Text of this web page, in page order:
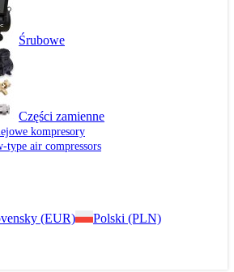
Śrubowe
Części zamienne
kompresory
type air compressors
(EUR)
Polski (PLN)